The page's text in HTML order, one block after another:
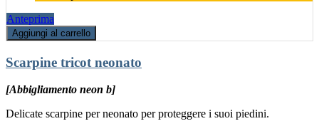
Anteprima
Aggiungi al carrello
Scarpine tricot neonato
[Abbigliamento neon b]
Delicate scarpine per neonato per proteggere i suoi piedini.